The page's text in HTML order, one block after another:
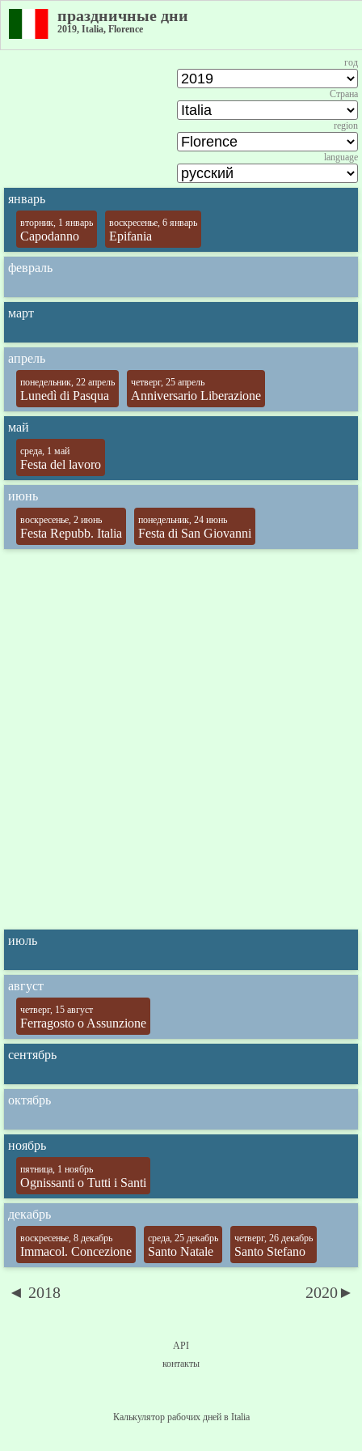
праздничные дни
2019, Italia, Florence
год
Страна
region
language
январь
вторник, 1 январь
Capodanno
воскресенье, 6 январь
Epifania
февраль
март
апрель
понедельник, 22 апрель
Lunedì di Pasqua
четверг, 25 апрель
Anniversario Liberazione
май
среда, 1 май
Festa del lavoro
июнь
воскресенье, 2 июнь
Festa Repubb. Italia
понедельник, 24 июнь
Festa di San Giovanni
июль
август
четверг, 15 август
Ferragosto o Assunzione
сентябрь
октябрь
ноябрь
пятница, 1 ноябрь
Ognissanti o Tutti i Santi
декабрь
воскресенье, 8 декабрь
Immacol. Concezione
среда, 25 декабрь
Santo Natale
четверг, 26 декабрь
Santo Stefano
◄ 2018 2020►
API
контакты
Калькулятор рабочих дней в Italia